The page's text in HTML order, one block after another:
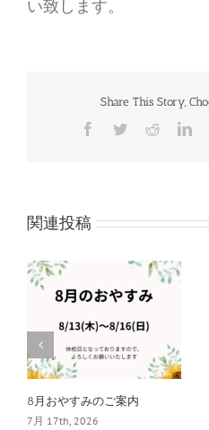
い致します。
Share This Story,
Facebook
TwitterReddit
関連投稿
8月おやすみのご案内
7月 17th, 2026